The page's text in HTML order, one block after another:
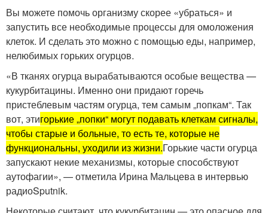
Вы можете помочь организму скорее «убраться» и
запустить все необходимые процессы для омоложения
клеток. И сделать это можно с помощью еды, например,
нелюбимых горьких огурцов.
«В тканях огурца вырабатываются особые вещества —
кукурбитацины. Именно они придают горечь
пристеблевым частям огурца, тем самым „попкам“. Так
вот, этигорькие „попки“ могут подавать клеткам сигналы,
чтобы старые и больные, то есть те, которые не
функциональны, уходили из жизни.Горькие части огурца
запускают некие механизмы, которые способствуют
аутофагии», — отметила Ирина Мальцева в интервью
радиоSputnik.